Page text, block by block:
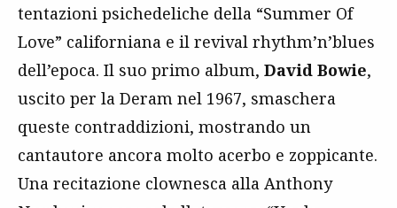
tentazioni psichedeliche della “Summer Of
Love” californiana e il revival rhythm’n’blues
dell’epoca. Il suo primo album, David Bowie,
uscito per la Deram nel 1967, smaschera
queste contraddizioni, mostrando un
cantautore ancora molto acerbo e zoppicante.
Una recitazione clownesca alla Anthony